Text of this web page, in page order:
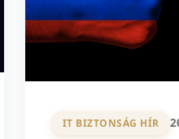
IT BIZTONSÁG HÍR